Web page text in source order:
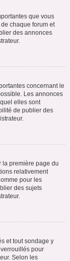
que vous
chaque forum et
des annonces
concernant le
Les annonces
elles sont
de publier des
la première page du
relativement
pour les
des sujets
et tout sondage y
pour
Selon les